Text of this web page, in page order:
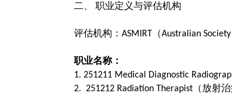
二、 职业定义与评估机构
评估机构： ASMIRT（Australian
职业名称：
1. 251211 Medical Diagnostic
2. 251212 Radiation Therapist（放射治